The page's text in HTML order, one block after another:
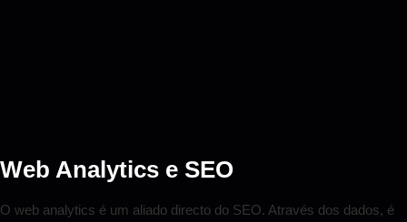
Web Analytics e SEO
O web analytics é um aliado directo do SEO. Através dos dados, é